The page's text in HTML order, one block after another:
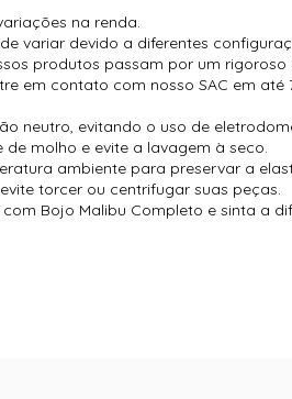
na renda.
variar devido a diferentes
produtos passam por um
em contato com nosso SAC em
neutro, evitando o uso de
de molho e evite a lavagem à seco.
ambiente para preservar a
torcer ou centrifugar suas peças.
com Bojo Malibu Completo e sinta a